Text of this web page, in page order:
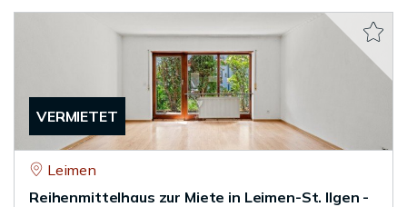
VERMIETET
Leimen
Reihenmittelhaus zur Miete in Leimen-St. Ilgen -